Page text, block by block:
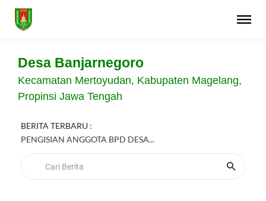
Desa Banjarnegoro
Kecamatan Mertoyudan, Kabupaten Magelang,
Propinsi Jawa Tengah
BERITA TERBARU :
PENGISIAN ANGGOTA BPD DESA...